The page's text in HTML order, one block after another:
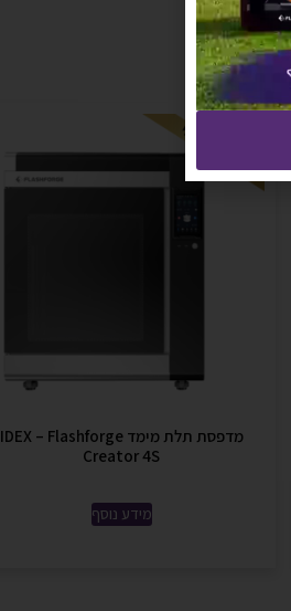
מדפסת תלת מימד IDEX – Flashforge
Creator 4S
מידע נוסף